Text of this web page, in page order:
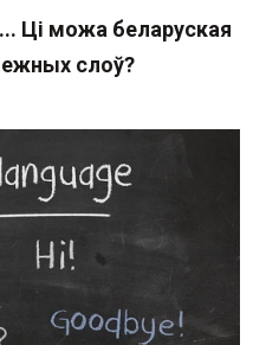
Ці можа беларуская
слоў?